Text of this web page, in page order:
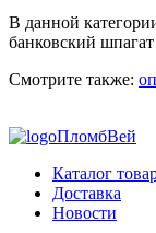
В данной
банковский
Смотрите также:
ПломбВей
Каталог
Доставка
Новости